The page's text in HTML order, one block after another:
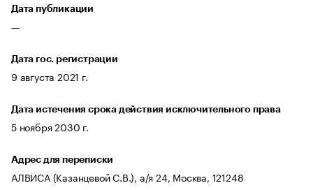
Дата публикации
—
Дата гос. регистрации
9 августа 2021 г.
Дата истечения срока действия исключительного права
5 ноября 2030 г.
Адрес для переписки
АЛВИСА (Казанцевой С.В.), а/я 24, Москва, 121248